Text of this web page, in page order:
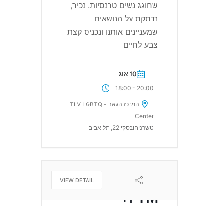
שחוגג נשים טרנסיות. נכיר,
נדסקס על הנושאים
שמעניינים אותנו ונכניס קצת
צבע לחיים
10 אוג
18:00 - 20:00
המרכז הגאה - TLV LGBTQ
Center
טשרניחובסקי 22, תל אביב
קבוצה חברתית
FTM+
VIEW DETAIL